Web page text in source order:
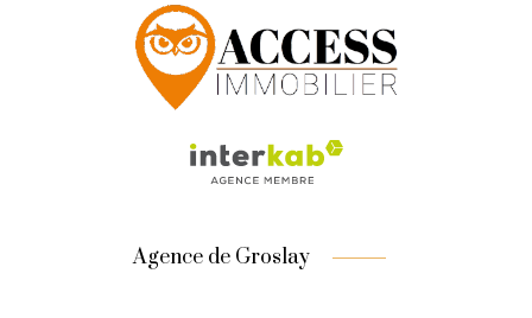
Agence de Groslay